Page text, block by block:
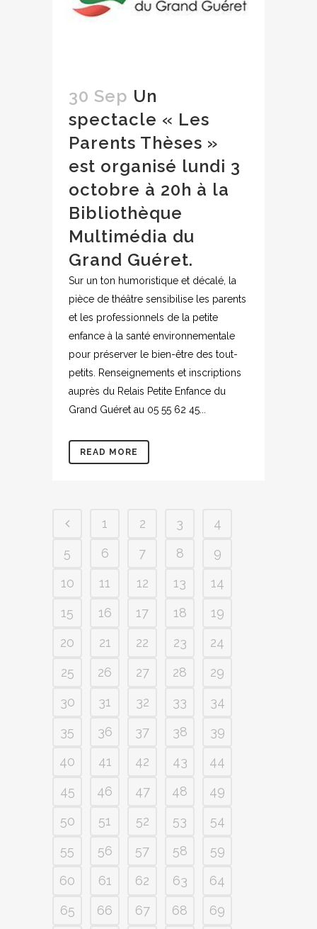
30 Sep Un
spectacle « Les
Parents Thèses »
est organisé lundi 3
octobre à 20h à la
Bibliothèque
Multimédia du
Grand Guéret.
Sur un ton humoristique et décalé, la
pièce de théâtre sensibilise les parents
et les professionnels de la petite
enfance à la santé environnementale
pour préserver le bien-être des tout-
petits. Renseignements et inscriptions
auprès du Relais Petite Enfance du
Grand Guéret au 05 55 62 45...
READ MORE
1 2 3
4
5
6 7 8
9
10
11 12 13
14
15
16 17 18
19
20
21 22 23
24
25
26 27 28
29
30
31 32 33
34
35
36 37 38
39
40
41 42 43
44
45
46 47 48
49
50
51 52 53
54
55
56 57 58
59
60
61 62 63
64
65
66 67 68
69